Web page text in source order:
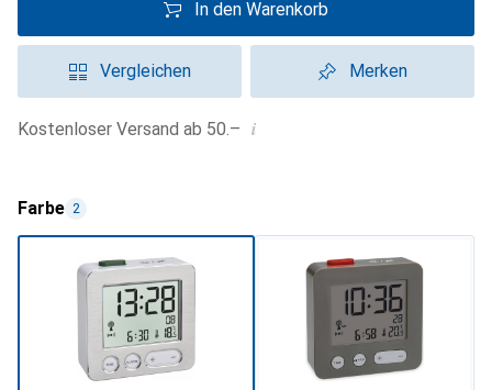
In den Warenkorb
Vergleichen Merken
Kostenloser Versand ab 50.– i
Farbe 2